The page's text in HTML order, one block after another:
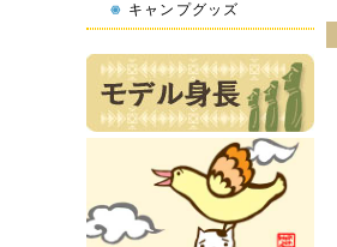
キャンプグッズ